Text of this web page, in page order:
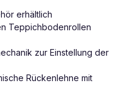
erhältlich
Teppichbodenrollen
zur Einstellung der
Rückenlehne mit